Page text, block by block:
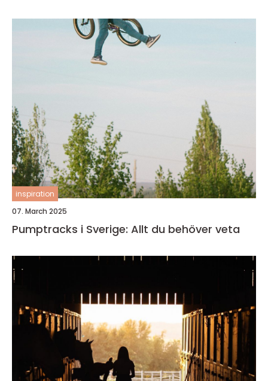
inspiration
07. March 2025
Pumptracks i Sverige: Allt du behöver veta